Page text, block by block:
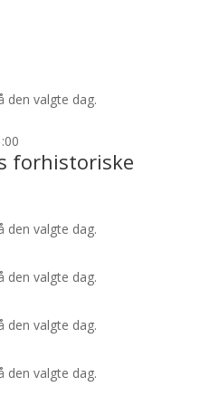
den valgte dag.
forhistoriske
den valgte dag.
den valgte dag.
den valgte dag.
den valgte dag.